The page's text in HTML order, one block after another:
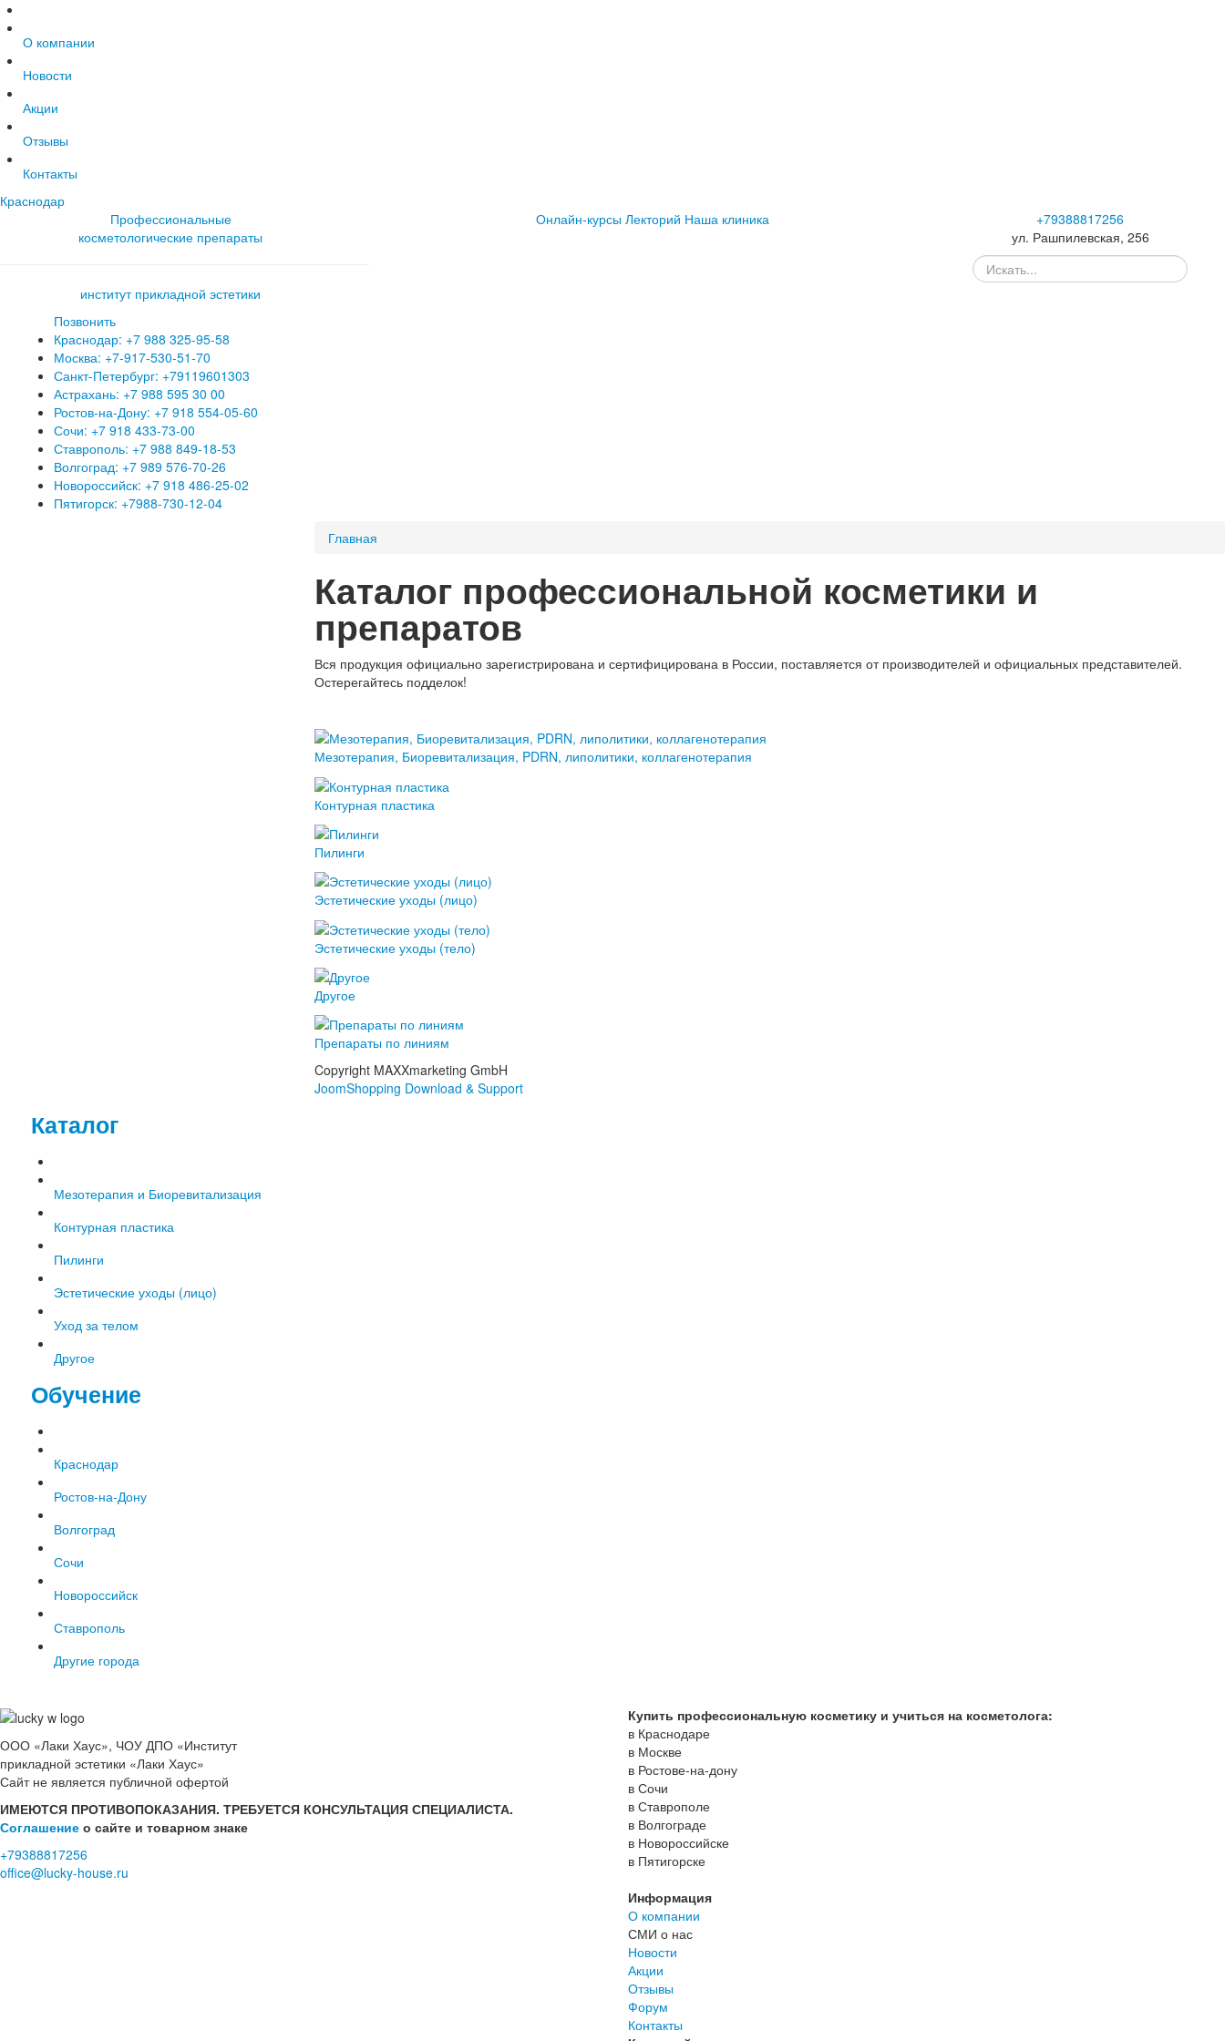
О компании
Новости
Акции
Отзывы
Контакты
Краснодар
Профессиональные
косметологические препараты
институт прикладной эстетики
Онлайн-курсы Лекторий Наша клиника
+79388817256
ул. Рашпилевская, 256
Искать...
Позвонить
Краснодар: +7 988 325-95-58
Москва: +7-917-530-51-70
Санкт-Петербург: +79119601303
Астрахань: +7 988 595 30 00
Ростов-на-Дону: +7 918 554-05-60
Сочи: +7 918 433-73-00
Ставрополь: +7 988 849-18-53
Волгоград: +7 989 576-70-26
Новороссийск: +7 918 486-25-02
Пятигорск: +7988-730-12-04
Главная
Каталог профессиональной косметики и
препаратов
Вся продукция официально зарегистрирована и сертифицирована в России, поставляется от производителей и официальных представителей.
Остерегайтесь подделок!
Мезотерапия, Биоревитализация, PDRN, липолитики, коллагенотерапия
Контурная пластика
Пилинги
Эстетические уходы (лицо)
Эстетические уходы (тело)
Другое
Препараты по линиям
Copyright MAXXmarketing GmbH
JoomShopping Download & Support
Каталог
Мезотерапия и Биоревитализация
Контурная пластика
Пилинги
Эстетические уходы (лицо)
Уход за телом
Другое
Обучение
Краснодар
Ростов-на-Дону
Волгоград
Сочи
Новороссийск
Ставрополь
Другие города
ООО «Лаки Хаус», ЧОУ ДПО «Институт
прикладной эстетики «Лаки Хаус»
Сайт не является публичной офертой
ИМЕЮТСЯ ПРОТИВОПОКАЗАНИЯ. ТРЕБУЕТСЯ КОНСУЛЬТАЦИЯ СПЕЦИАЛИСТА.
Соглашение о сайте и товарном знаке
+79388817256
office@lucky-house.ru
Купить профессиональную косметику и учиться на косметолога:
в Краснодаре
в Москве
в Ростове-на-дону
в Сочи
в Ставрополе
в Волгограде
в Новороссийске
в Пятигорске
Информация
О компании
СМИ о нас
Новости
Акции
Отзывы
Форум
Контакты